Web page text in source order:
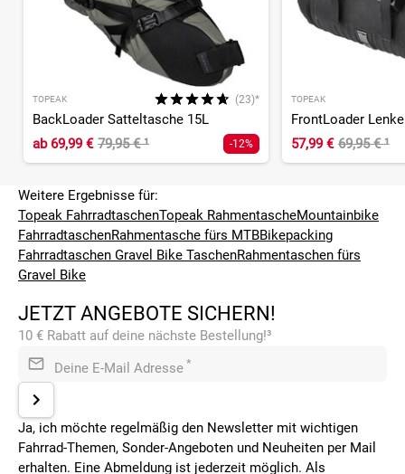
TOPEAK (23)*
BackLoader Satteltasche 15L
ab69,99 € 79,95 €¹ -12%
TOPEAK
FrontLoader
57,99 € 69,95 €¹
Weitere Ergebnisse für:
Topeak FahrradtaschenTopeak RahmentascheMountainbike
FahrradtaschenRahmentasche fürs MTBBikepacking
Fahrradtaschen Gravel Bike TaschenRahmentaschen fürs
Gravel Bike
JETZT ANGEBOTE SICHERN!
10 € Rabatt auf deine nächste Bestellung!³
Deine E-Mail Adresse *
Ja, ich möchte regelmäßig den Newsletter mit wichtigen
Fahrrad-Themen, Sonder-Angeboten und Neuheiten per Mail
erhalten. Eine Abmeldung ist jederzeit möglich. Als